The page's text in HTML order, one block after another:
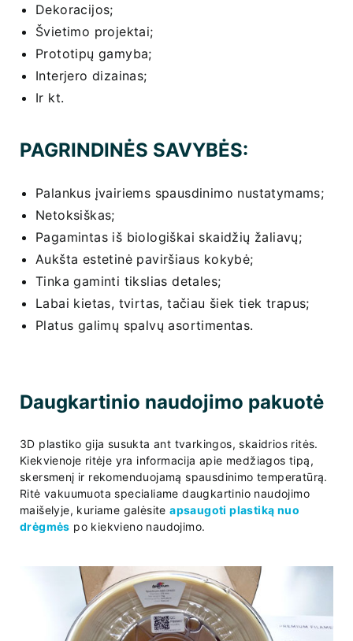
Dekoracijos;
Švietimo projektai;
Prototipų gamyba;
Interjero dizainas;
Ir kt.
PAGRINDINĖS SAVYBĖS:
Palankus įvairiems spausdinimo nustatymams;
Netoksiškas;
Pagamintas iš biologiškai skaidžių žaliavų;
Aukšta estetinė paviršiaus kokybė;
Tinka gaminti tikslias detales;
Labai kietas, tvirtas, tačiau šiek tiek trapus;
Platus galimų spalvų asortimentas.
Daugkartinio naudojimo pakuotė
3D plastiko gija susukta ant tvarkingos, skaidrios ritės.
Kiekvienoje ritėje yra informacija apie medžiagos tipą,
skersmenį ir rekomenduojamą spausdinimo temperatūrą.
Ritė vakuumuota specialiame daugkartinio naudojimo
maišelyje, kuriame galėsiteapsaugoti plastiką nuo
drėgmės po kiekvieno naudojimo.